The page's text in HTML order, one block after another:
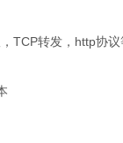
TCP转发，http协议